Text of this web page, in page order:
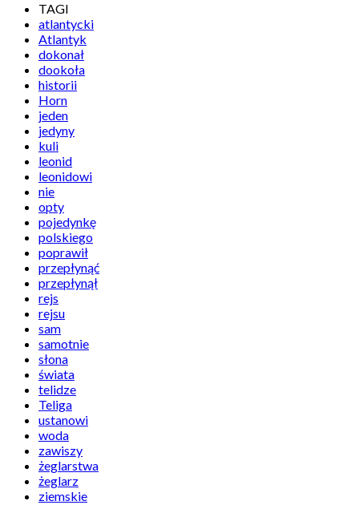
TAGI
atlantycki
Atlantyk
dokonał
dookoła
historii
Horn
jeden
jedyny
kuli
leonid
leonidowi
nie
opty
pojedynkę
polskiego
poprawił
przepłynąć
przepłynął
rejs
rejsu
sam
samotnie
słona
świata
telidze
Teliga
ustanowi
woda
zawiszy
żeglarstwa
żeglarz
ziemskie